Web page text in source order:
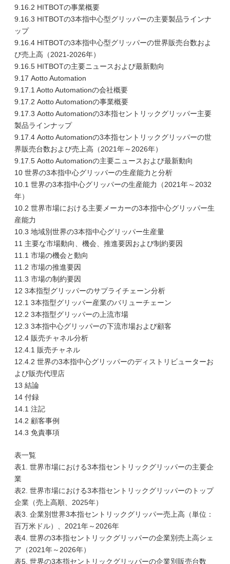
9.16.2 HITBOTの事業概要
9.16.3 HITBOTの3本指中心型グリッパーの主要製品ラインナ
ップ
9.16.4 HITBOTの3本指中心型グリッパーの世界販売台数およ
び売上高（2021-2026年）
9.16.5 HITBOTの主要ニュースおよび最新動向
9.17 Aotto Automation
9.17.1 Aotto Automationの会社概要
9.17.2 Aotto Automationの事業概要
9.17.3 Aotto Automationの3本指セントリックグリッパー主要
製品ラインナップ
9.17.4 Aotto Automationの3本指セントリックグリッパーの世
界販売台数および売上高（2021年～2026年）
9.17.5 Aotto Automationの主要ニュースおよび最新動向
10 世界の3本指中心グリッパーの生産能力と分析
10.1 世界の3本指中心グリッパーの生産能力（2021年～2032
年）
10.2 世界市場における主要メーカーの3本指中心グリッパー生
産能力
10.3 地域別世界の3本指中心グリッパー生産量
11 主要な市場動向、機会、推進要因および制約要因
11.1 市場の機会と動向
11.2 市場の推進要因
11.3 市場の制約要因
12 3本指型グリッパーのサプライチェーン分析
12.1 3本指型グリッパー産業のバリューチェーン
12.2 3本指型グリッパーの上流市場
12.3 3本指中心グリッパーの下流市場および顧客
12.4 販売チャネル分析
12.4.1 販売チャネル
12.4.2 世界の3本指中心グリッパーのディストリビューターお
よび販売代理店
13 結論
14 付録
14.1 注記
14.2 顧客事例
14.3 免責事項
表一覧
表1. 世界市場における3本指セントリックグリッパーの主要企
業
表2. 世界市場における3本指セントリックグリッパーのトップ
企業（売上高順、2025年）
表3. 企業別世界3本指セントリックグリッパー売上高（単位：
百万米ドル）、2021年～2026年
表4. 世界の3本指セントリックグリッパーの企業別売上高シェ
ア（2021年～2026年）
表5. 世界の3本指セントリックグリッパーの企業別販売台数